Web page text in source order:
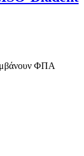
ΦΠΑ